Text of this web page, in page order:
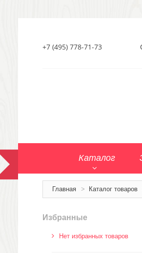
+7 (495) 778-71-73
Каталог
Главная > Каталог товаров
Избранные
Нет избранных товаров